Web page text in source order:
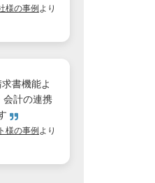
様の事例より
書機能よ
会計の連携
様の事例より